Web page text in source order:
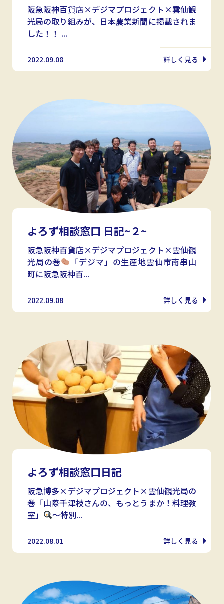
阪急阪神百貨店×デジマプロジェクト×雲仙観
光局の取り組みが、日本農業新聞に掲載されま
した！！ ...
2022.09.08 詳しく見る
よろず相談窓口 日記~２~
阪急阪神百貨店×デジマプロジェクト×雲仙観
光局の巻
「デジマ」の生産地雲仙市南串山
町に阪急阪神百...
2022.09.08 詳しく見る
よろず相談窓口日記
阪急博多×デジマプロジェクト×雲仙観光局の
巻「山際千津枝さんの、もっとうまか！料理教
室」
～特別...
2022.08.01 詳しく見る